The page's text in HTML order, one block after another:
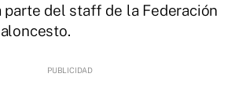
parte del staff de la Federación